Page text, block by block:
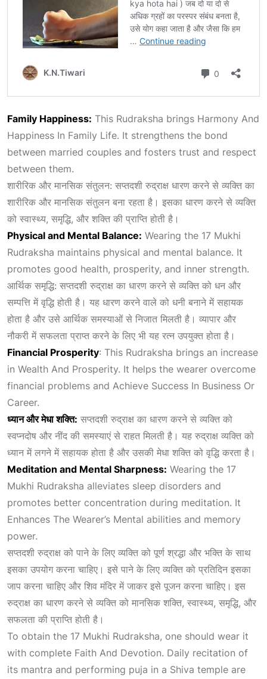
Family Happiness: This Rudraksha brings Harmony And
Happiness In Family Life. It strengthens the bond
between married couples and fosters trust and respect
between them.
शारीरिक और मानसिक संतुलन: सप्तदशी रुद्राक्ष धारण करने से व्यक्ति का
शारीरिक और मानसिक संतुलन बना रहता है। इसका धारण करने से व्यक्ति
को स्वास्थ्य, समृद्धि, और शक्ति की प्राप्ति होती है।
Physical and Mental Balance: Wearing the 17 Mukhi
Rudraksha maintains physical and mental balance. It
promotes good health, prosperity, and inner strength.
आर्थिक समृद्धि: सप्तदशी रुद्राक्ष का धारण करने से व्यक्ति को धन और
सम्पत्ति में वृद्धि होती है। यह धारण करने वाले को धनी बनाने में सहायक
होता है और उसे आर्थिक समस्याओं से निजात मिलती है। व्यापार और
नौकरी में सफलता प्राप्त करने के लिए भी यह रत्न उपयुक्त होता है।
Financial Prosperity: This Rudraksha brings an increase
in Wealth And Prosperity. It helps the wearer overcome
financial problems and Achieve Success In Business Or
Career.
ध्यानऔरमेधाशक्ति: सप्तदशी रुद्राक्ष का धारण करने से व्यक्ति को
स्वप्नदोष और नींद की समस्याएं से राहत मिलती है। यह रुद्राक्ष व्यक्ति को
ध्यान में लगने में सहायक होता है और उसकी मेधा शक्ति को वृद्धि करता है।
Meditation and Mental Sharpness: Wearing the 17
Mukhi Rudraksha alleviates sleep disorders and
promotes better concentration during meditation. It
Enhances The Wearer’s Mental abilities and memory
power.
सप्तदशी रुद्राक्ष को पाने के लिए व्यक्ति को पूर्ण श्रद्धा और भक्ति के साथ
इसका उपयोग करना चाहिए। इसे पाने के लिए व्यक्ति को प्रतिदिन इसका
जाप करना चाहिए और शिव मंदिर में जाकर इसे पूजन करना चाहिए। इस
रुद्राक्ष का धारण करने से व्यक्ति को मानसिक शक्ति, स्वास्थ्य, समृद्धि, और
सफलता की प्राप्ति होती है।
To obtain the 17 Mukhi Rudraksha, one should wear it
with complete Faith And Devotion. Daily recitation of
its mantra and performing puja in a Shiva temple are